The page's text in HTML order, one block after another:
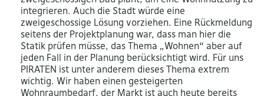
integrieren. Auch die Stadt würde eine
zweigeschossige Lösung vorziehen. Eine Rückmeldung
seitens der Projektplanung war, dass man hier die
Statik prüfen müsse, das Thema „Wohnen“ aber auf
jeden Fall in der Planung berücksichtigt wird. Für uns
PIRATEN ist unter anderem dieses Thema extrem
wichtig. Wir haben einen gesteigerten
Wohnraumbedarf, der Markt ist auch heute bereits